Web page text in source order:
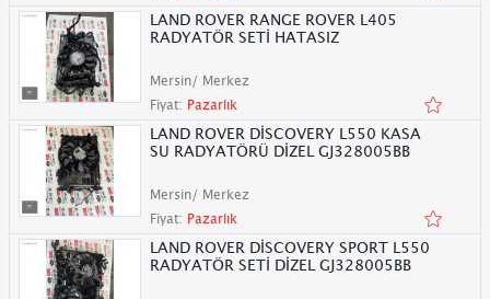
LAND ROVER RANGE ROVER L405
RADYATÖR SETİ HATASIZ
Mersin/ Merkez
Fiyat: Pazarlık
LAND ROVER DİSCOVERY L550 KASA
SU RADYATÖRÜ DİZEL GJ328005BB
Mersin/ Merkez
Fiyat: Pazarlık
LAND ROVER DİSCOVERY SPORT L550
RADYATÖR SETİ DİZEL GJ328005BB